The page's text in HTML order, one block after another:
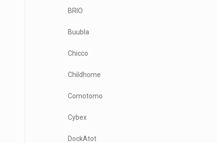
BRIO
Buubla
Chicco
Childhome
Comotomo
Cybex
DockAtot